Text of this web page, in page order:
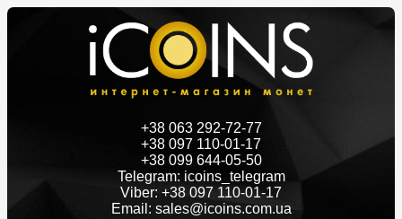
+38 063 292-72-77
+38 097 110-01-17
+38 099 644-05-50
Telegram: icoins_telegram
Viber: +38 097 110-01-17
Email: sales@icoins.com.ua